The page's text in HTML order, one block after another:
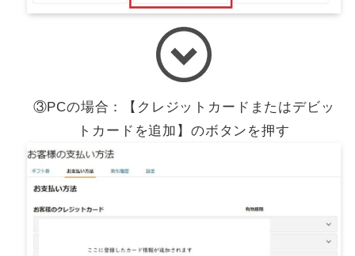
③PCの場合：【クレジットカードまたはデビッ
トカードを追加】のボタンを押す